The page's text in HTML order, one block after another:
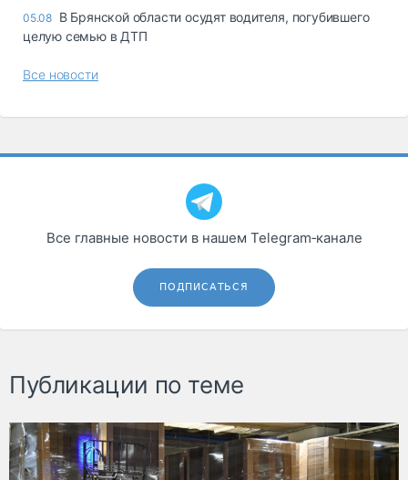
05.08 В Брянской области осудят водителя, погубившего
целую семью в ДТП
Все новости
Все главные новости в нашем Telegram‑канале
ПОДПИСАТЬСЯ
Публикации по теме